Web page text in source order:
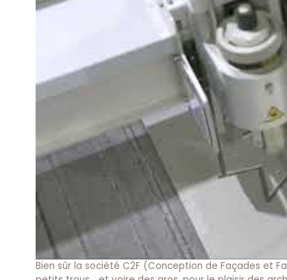
Bien sûr la société C2F (Conception de Façades et